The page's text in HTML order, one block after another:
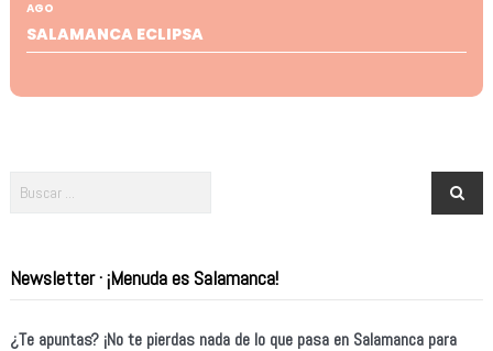
AGO
SALAMANCA ECLIPSA
Newsletter · ¡Menuda es Salamanca!
¿Te apuntas? ¡No te pierdas nada de lo que pasa en Salamanca para